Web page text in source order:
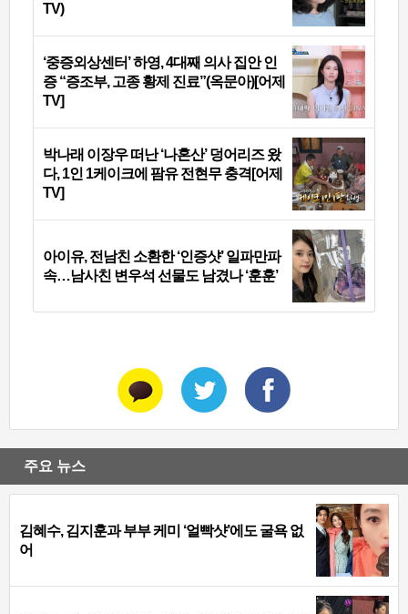
TV)
‘중증외상센터’ 하영, 4대째 의사 집안 인
증 “증조부, 고종 황제 진료”(옥문아)[어제
TV]
박나래 이장우 떠난 ‘나혼산’ 덩어리즈 왔
다, 1인 1케이크에 팜유 전현무 충격[어제
TV]
아이유, 전남친 소환한 ‘인증샷’ 일파만파
속…남사친 변우석 선물도 남겼나 ‘훈훈’
주요 뉴스
김혜수, 김지훈과 부부 케미 ‘얼빡샷’에도 굴욕 없
어